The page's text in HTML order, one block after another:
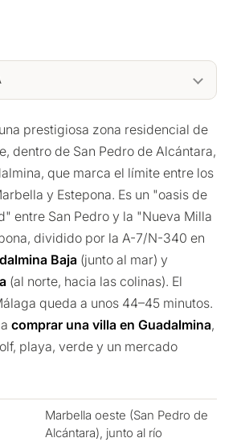
prestigiosa zona residencial de
dentro de San Pedro de Alcántara,
que marca el límite entre los
y Estepona. Es un "oasis de
entre San Pedro y la "Nueva Milla
dividido por la A-7/N-340 en
Baja (junto al mar) y
(al norte, hacia las colinas). El
queda a unos 44–45 minutos.
comprar una villa en Guadalmina,
playa, verde y un mercado
Marbella oeste (San Pedro de
Alcántara), junto al río